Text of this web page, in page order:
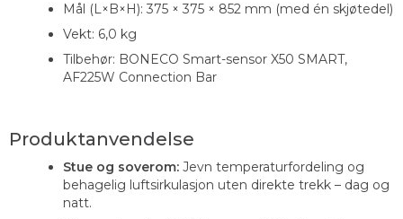
Mål (L×B×H): 375 × 375 × 852 mm (med én skjøtedel)
Vekt: 6,0 kg
Tilbehør: BONECO Smart-sensor X50 SMART,
AF225W Connection Bar
Produktanvendelse
Stue og soverom: Jevn temperaturfordeling og
behagelig luftsirkulasjon uten direkte trekk – dag og
natt.